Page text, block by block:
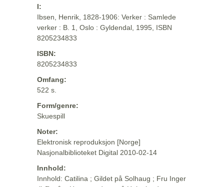
I:
Ibsen, Henrik, 1828-1906: Verker : Samlede
verker : B. 1, Oslo : Gyldendal, 1995, ISBN
8205234833
ISBN:
8205234833
Omfang:
522 s.
Form/genre:
Skuespill
Noter:
Elektronisk reproduksjon [Norge]
Nasjonalbiblioteket Digital 2010-02-14
Innhold:
Innhold: Catilina ; Gildet på Solhaug ; Fru Inger